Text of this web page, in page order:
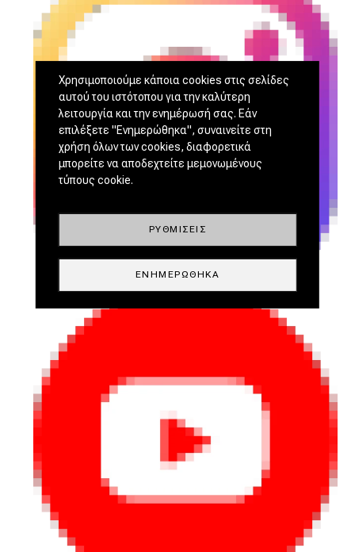
Χρησιμοποιούμε κάποια cookies στις σελίδες
αυτού του ιστότοπου για την καλύτερη
λειτουργία και την ενημέρωσή σας. Εάν
επιλέξετε "Ενημερώθηκα", συναινείτε στη
χρήση όλων των cookies, διαφορετικά
μπορείτε να αποδεχτείτε μεμονωμένους
τύπους cookie.
ΡΥΘΜΊΣΕΙΣ
ΕΝΗΜΕΡΏΘΗΚΑ